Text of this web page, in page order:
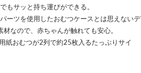
もサッと持ち運びができる。
ーツを使用したおむつケースとは思えないデ
なので、赤ちゃんが触れても安心。
紙おむつが2列で約25枚入るたっぷりサイ